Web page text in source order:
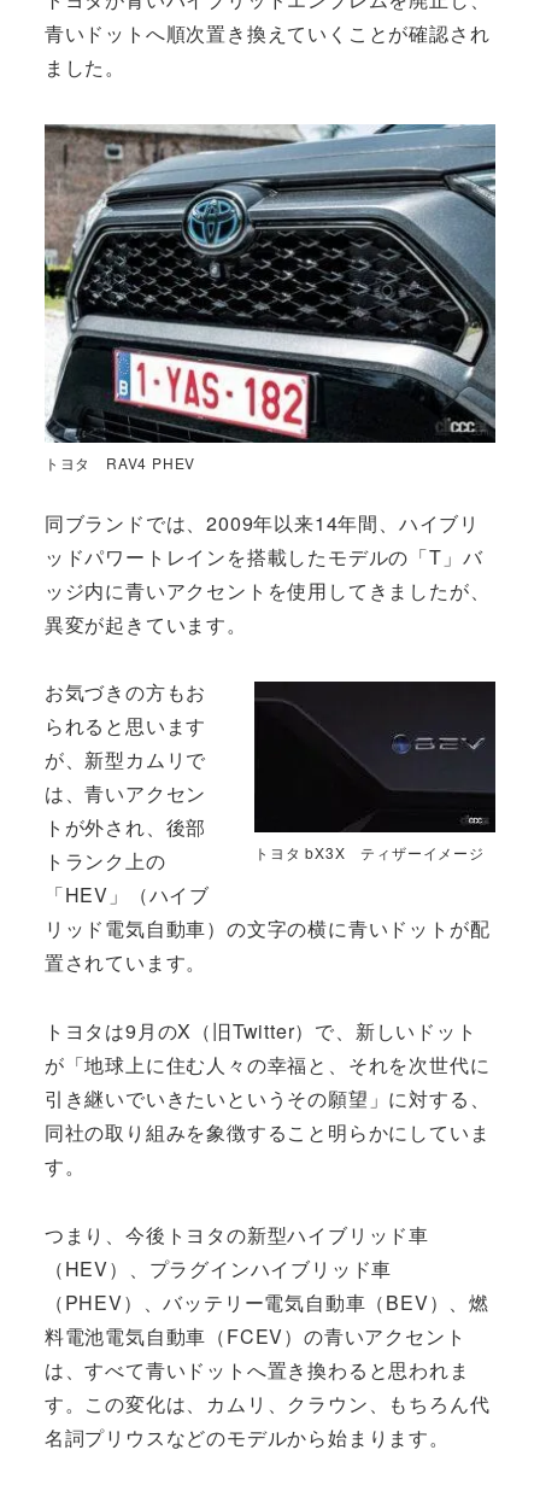
青いドットへ順次置き換えていくことが確認され
ました。
トヨタ RAV4 PHEV
同ブランドでは、2009年以来14年間、ハイブリ
ッドパワートレインを搭載したモデルの「T」バ
ッジ内に青いアクセントを使用してきましたが、
異変が起きています。
トヨタ bX3X ティザーイメージ
お気づきの方もお
られると思います
が、新型カムリで
は、青いアクセン
トが外され、後部
トランク上の
「HEV」（ハイブ
リッド電気自動車）の文字の横に青いドットが配
置されています。
トヨタは9月のX（旧Twitter）で、新しいドット
が「地球上に住む人々の幸福と、それを次世代に
引き継いでいきたいというその願望」に対する、
同社の取り組みを象徴すること明らかにしていま
す。
つまり、今後トヨタの新型ハイブリッド車
（HEV）、プラグインハイブリッド車
（PHEV）、バッテリー電気自動車（BEV）、燃
料電池電気自動車（FCEV）の青いアクセント
は、すべて青いドットへ置き換わると思われま
す。この変化は、カムリ、クラウン、もちろん代
名詞プリウスなどのモデルから始まります。